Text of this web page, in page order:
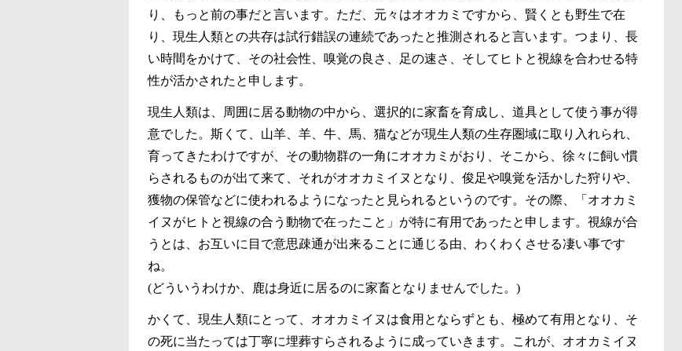
り、もっと前の事だと言います。ただ、元々はオオカミですから、賢くとも野生で在
り、現生人類との共存は試行錯誤の連続であったと推測されると言います。つまり、長
い時間をかけて、その社会性、嗅覚の良さ、足の速さ、そしてヒトと視線を合わせる特
性が活かされたと申します。
現生人類は、周囲に居る動物の中から、選択的に家畜を育成し、道具として使う事が得
意でした。斯くて、山羊、羊、牛、馬、猫などが現生人類の生存圏域に取り入れられ、
育ってきたわけですが、その動物群の一角にオオカミがおり、そこから、徐々に飼い慣
らされるものが出て来て、それがオオカミイヌとなり、俊足や嗅覚を活かした狩りや、
獲物の保管などに使われるようになったと見られるというのです。その際、「オオカミ
イヌがヒトと視線の合う動物で在ったこと」が特に有用であったと申します。視線が合
うとは、お互いに目で意思疎通が出来ることに通じる由、わくわくさせる凄い事です
ね。
(どういうわけか、鹿は身近に居るのに家畜となりませんでした。)
かくて、現生人類にとって、オオカミイヌは食用とならずとも、極めて有用となり、そ
の死に当たっては丁寧に埋葬すらされるように成っていきます。これが、オオカミイヌ